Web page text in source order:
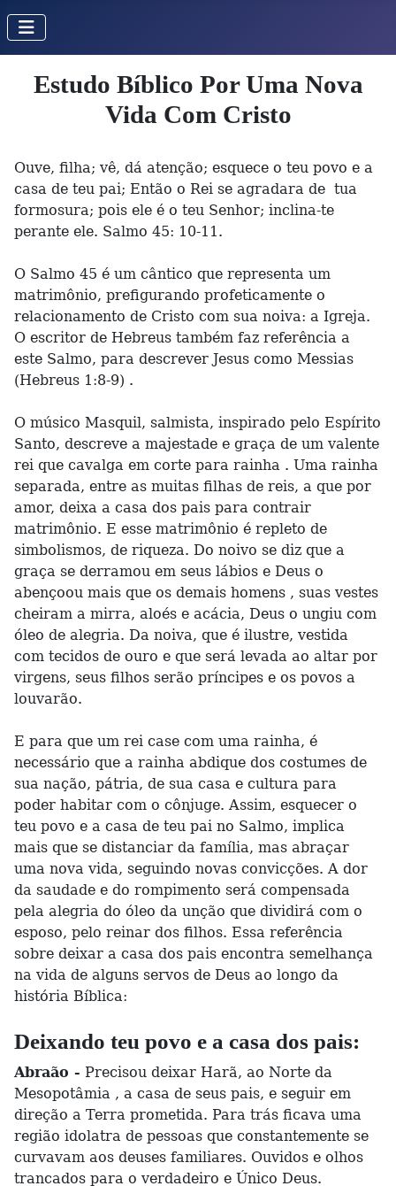
Estudo Bíblico Por Uma Nova
Vida Com Cristo
Ouve, filha; vê, dá atenção; esquece o teu povo e a
casa de teu pai; Então o Rei se agradara de tua
formosura; pois ele é o teu Senhor; inclina-te
perante ele. Salmo 45: 10-11.
O Salmo 45 é um cântico que representa um
matrimônio, prefigurando profeticamente o
relacionamento de Cristo com sua noiva: a Igreja.
O escritor de Hebreus também faz referência a
este Salmo, para descrever Jesus como Messias
(Hebreus 1:8-9) .
O músico Masquil, salmista, inspirado pelo Espírito
Santo, descreve a majestade e graça de um valente
rei que cavalga em corte para rainha . Uma rainha
separada, entre as muitas filhas de reis, a que por
amor, deixa a casa dos pais para contrair
matrimônio. E esse matrimônio é repleto de
simbolismos, de riqueza. Do noivo se diz que a
graça se derramou em seus lábios e Deus o
abençoou mais que os demais homens , suas vestes
cheiram a mirra, aloés e acácia, Deus o ungiu com
óleo de alegria. Da noiva, que é ilustre, vestida
com tecidos de ouro e que será levada ao altar por
virgens, seus filhos serão príncipes e os povos a
louvarão.
E para que um rei case com uma rainha, é
necessário que a rainha abdique dos costumes de
sua nação, pátria, de sua casa e cultura para
poder habitar com o cônjuge. Assim, esquecer o
teu povo e a casa de teu pai no Salmo, implica
mais que se distanciar da família, mas abraçar
uma nova vida, seguindo novas convicções. A dor
da saudade e do rompimento será compensada
pela alegria do óleo da unção que dividirá com o
esposo, pelo reinar dos filhos. Essa referência
sobre deixar a casa dos pais encontra semelhança
na vida de alguns servos de Deus ao longo da
história Bíblica:
Deixando teu povo e a casa dos pais:
Abraão - Precisou deixar Harã, ao Norte da
Mesopotâmia , a casa de seus pais, e seguir em
direção a Terra prometida. Para trás ficava uma
região idolatra de pessoas que constantemente se
curvavam aos deuses familiares. Ouvidos e olhos
trancados para o verdadeiro e Único Deus.